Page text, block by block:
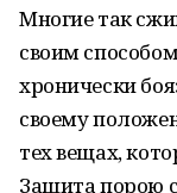
Многие так
своим
хронически
своему
тех вещах,
Защита порою